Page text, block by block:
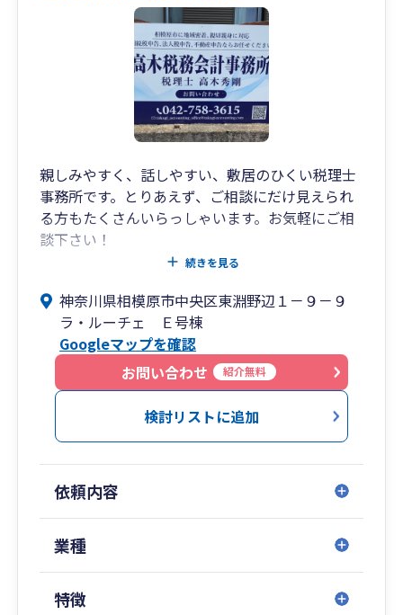
親しみやすく、話しやすい、敷居のひくい税理士
事務所です。とりあえず、ご相談にだけ見えられ
る方もたくさんいらっしゃいます。お気軽にご相
談下さい！
を続けて、幸いにも素晴らしいお客様に恵まれ
て、相模原市の発展とともに現在まで歩んでまい
りました。
相模原市で約４０年間営業してきた歴史と経験、
そしてお客様のためになるノウハウを蓄積してき
た相模原市に地域密着の会計事務所です。皆様と
皆様がお悩みのこと、分からないこと、ご心配さ
れていることがあるときは、ぜひ、相模原市の親
続きを見る
神奈川県相模原市中央区東淵野辺１－９－９
ラ・ルーチェ Ｅ号棟
Googleマップを確認
お問い合わせ
紹介無料
検討リストに追加
依頼内容
業種
特徴